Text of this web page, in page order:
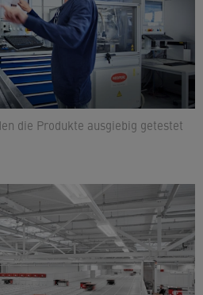
die Produkte ausgiebig getestet